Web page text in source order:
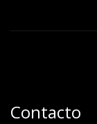
Contacto